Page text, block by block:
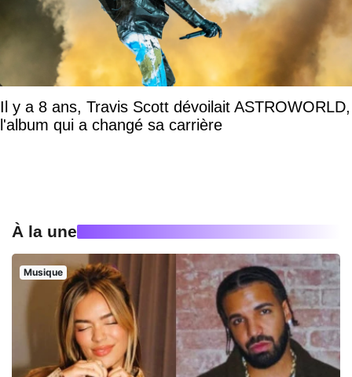
Il y a 8 ans, Travis Scott dévoilait ASTROWORLD,
l'album qui a changé sa carrière
À la une
Musique